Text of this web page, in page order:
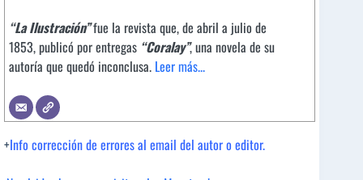
“La Ilustración”fue la revista que, de abril a julio de
1853, publicó por entregas “Coralay”, una novela de su
autoría que quedó inconclusa. Leer más...
+Info corrección de errores al email del autor o editor.